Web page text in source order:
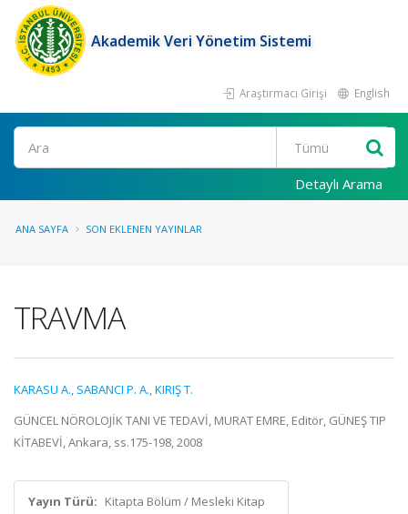
Akademik Veri Yönetim Sistemi
Araştırmacı Girişi English
Ara
Detaylı Arama
ANA SAYFA SON EKLENEN YAYINLAR
TRAVMA
KARASU A., SABANCI P. A.,KIRIŞ T.
GÜNCEL NÖROLOJİK TANI VE TEDAVİ, MURAT EMRE, Editör, GÜNEŞ TIP
KİTABEVİ, Ankara, ss.175-198, 2008
Yayın Türü: Kitapta Bölüm / Mesleki Kitap